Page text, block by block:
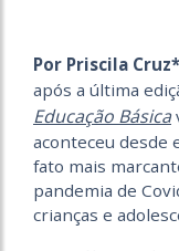
Por Priscila
após a última
Educação Básica
aconteceu desde
fato mais
pandemia de
crianças e